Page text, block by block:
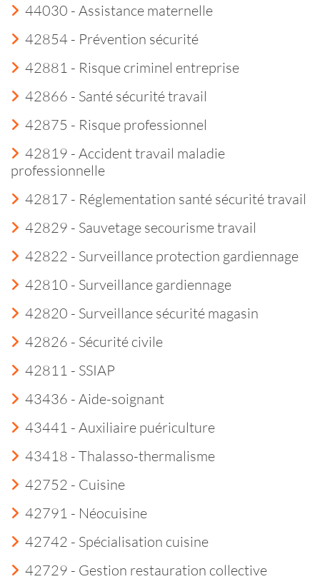
44030 - Assistance maternelle
42854 - Prévention sécurité
42881 - Risque criminel entreprise
42866 - Santé sécurité travail
42875 - Risque professionnel
42819 - Accident travail maladie
professionnelle
42817 - Réglementation santé sécurité travail
42829 - Sauvetage secourisme travail
42822 - Surveillance protection gardiennage
42810 - Surveillance gardiennage
42820 - Surveillance sécurité magasin
42826 - Sécurité civile
42811 - SSIAP
43436 - Aide-soignant
43441 - Auxiliaire puériculture
43418 - Thalasso-thermalisme
42752 - Cuisine
42791 - Néocuisine
42742 - Spécialisation cuisine
42729 - Gestion restauration collective